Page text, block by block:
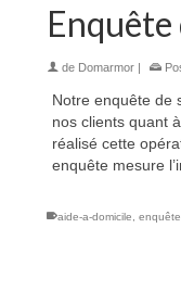
de Domarmor |
Notre enquête
nos clients quant
réalisé cette
enquête mesure
aide-a-domicile enquête